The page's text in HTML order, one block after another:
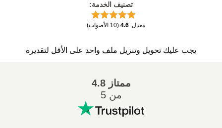
تصنيف الخدمة:
معدل:
4.6
(
10 الأصوات)
يجب عليك تحويل وتنزيل ملف واحد على الأقل لتقديره
ممتاز 4.8
من 5